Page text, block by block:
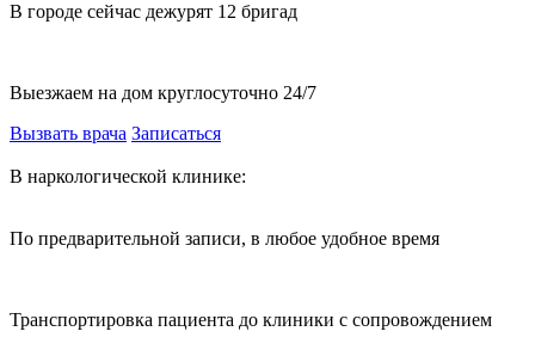
В городе сейчас дежурят 12 бригад
Выезжаем на дом круглосуточно 24/7
Вызвать врача Записаться
В наркологической клинике:
По предварительной записи, в любое удобное время
Транспортировка пациента до клиники с сопровождением